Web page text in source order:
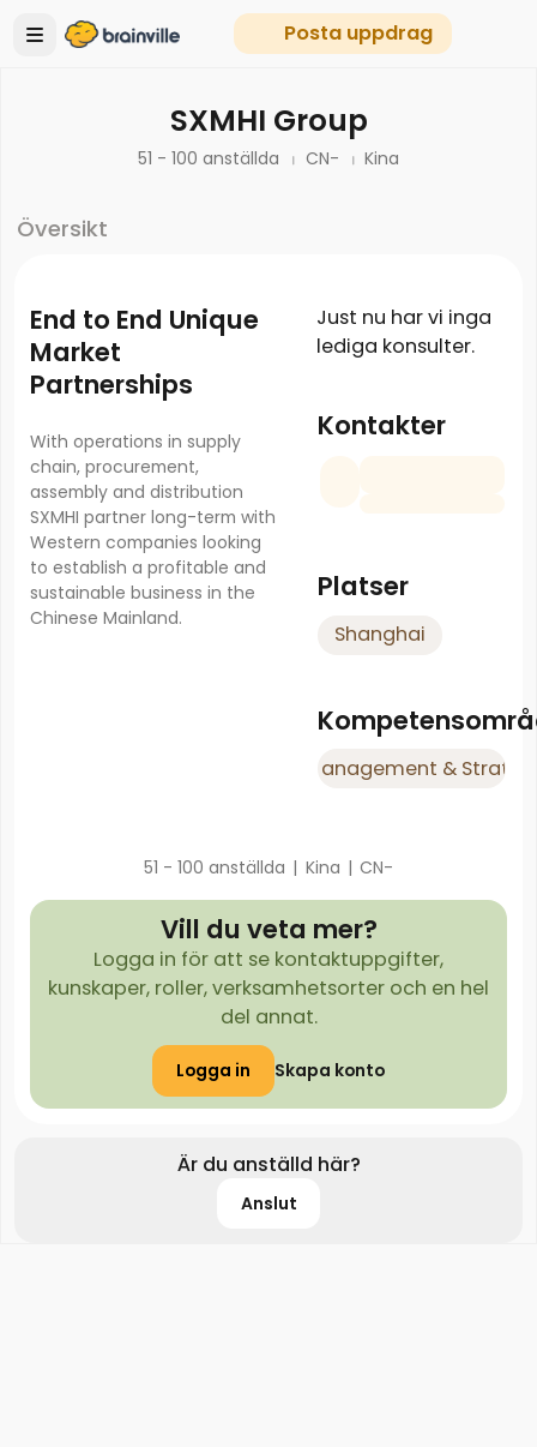
Posta uppdrag
SXMHI Group
51 - 100 anställda CN- Kina
Översikt
End to End Unique
Market
Partnerships
With operations in supply
chain, procurement,
assembly and distribution
SXMHI partner long-term with
Western companies looking
to establish a profitable and
sustainable business in the
Chinese Mainland.
Just nu har vi inga
lediga konsulter.
Kontakter
Platser
Shanghai
Management &
51 - 100 anställda | Kina | CN-
Vill du veta mer?
Logga in för att se kontaktuppgifter,
kunskaper, roller, verksamhetsorter och en hel
del annat.
Logga in Skapa konto
Är du anställd här?
Anslut